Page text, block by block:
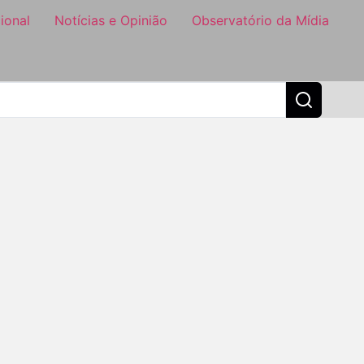
Notícias e Opinião Observatório da Mídia